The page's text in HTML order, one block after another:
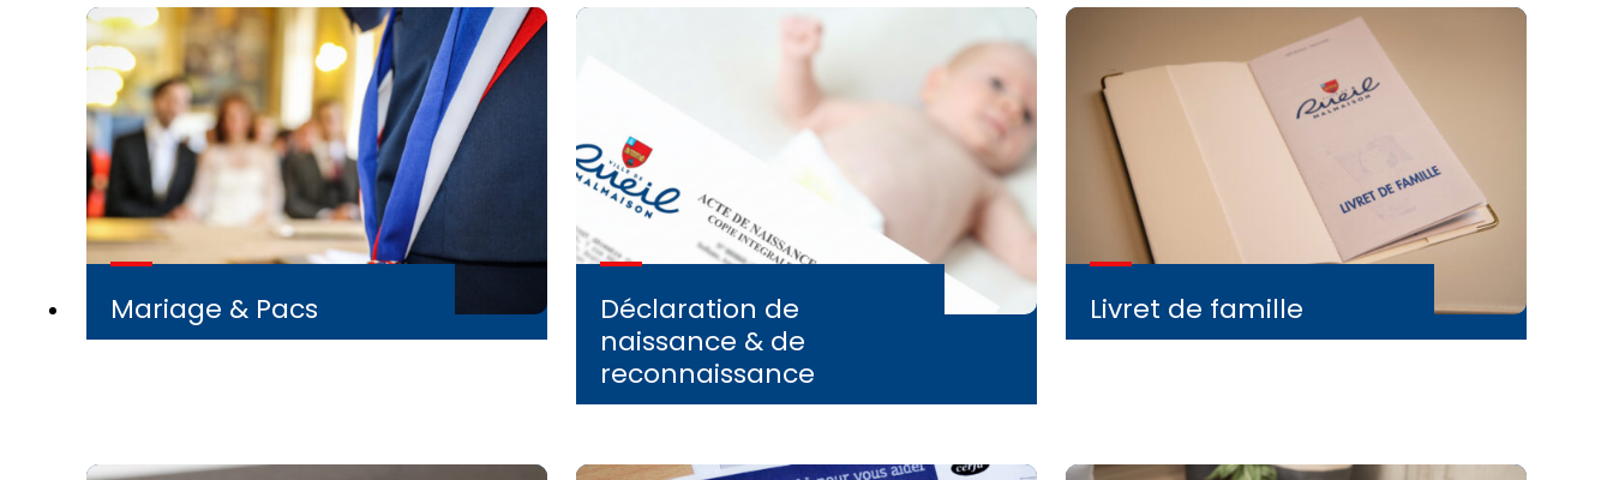
Mariage & Pacs
Déclaration de
naissance & de
reconnaissance
Livret de famille